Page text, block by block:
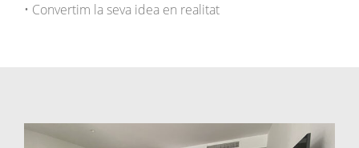
• Convertim la seva idea en realitat